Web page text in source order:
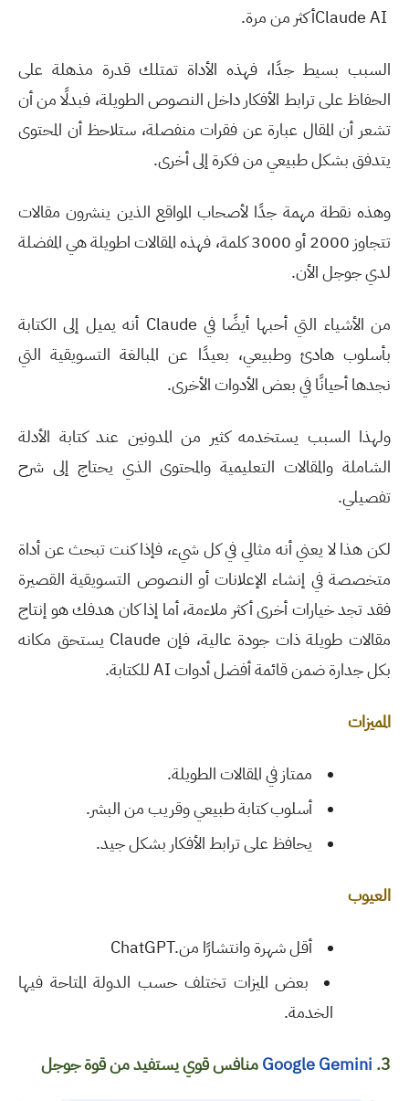
Claude AIأكثر من مرة.
السبب بسيط جدًا، فهذه الأداة تمتلك قدرة مذهلة على
الحفاظ على ترابط الأفكار داخل النصوص الطويلة، فبدلًا من أن
تشعر أن المقال عبارة عن فقرات منفصلة، ستلاحظ أن المحتوى
يتدفق بشكل طبيعي من فكرة إلى أخرى.
وهذه نقطة مهمة جدًا لأصحاب المواقع الذين ينشرون مقالات
تتجاوز 2000 أو 3000 كلمة، فهذه المقالات اطويلة هي المفضلة
لدي جوجل الأن.
من الأشياء التي أحبها أيضًا فيClaude أنه يميل إلى الكتابة
بأسلوب هادئ وطبيعي، بعيدًا عن المبالغة التسويقية التي
نجدها أحيانًا في بعض الأدوات الأخرى.
ولهذا السبب يستخدمه كثير من المدونين عند كتابة الأدلة
الشاملة والمقالات التعليمية والمحتوى الذي يحتاج إلى شرح
تفصيلي.
لكن هذا لا يعني أنه مثالي في كل شيء، فإذا كنت تبحث عن أداة
متخصصة في إنشاء الإعلانات أو النصوص التسويقية القصيرة
فقد تجد خيارات أخرى أكثر ملاءمة، أما إذا كان هدفك هو إنتاج
مقالات طويلة ذات جودة عالية، فإن Claude يستحق مكانه
بكل جدارة ضمن قائمة أفضل أدواتAIللكتابة.
المميزات
ممتاز في المقالات الطويلة.
أسلوب كتابة طبيعي وقريب من البشر.
يحافظ على ترابط الأفكار بشكل جيد.
العيوب
أقل شهرة وانتشارًا منChatGPT.
بعض الميزات تختلف حسب الدولة المتاحة فيها
الخدمة.
3.
Google Geminiمنافس قوي يستفيد من قوة جوجل